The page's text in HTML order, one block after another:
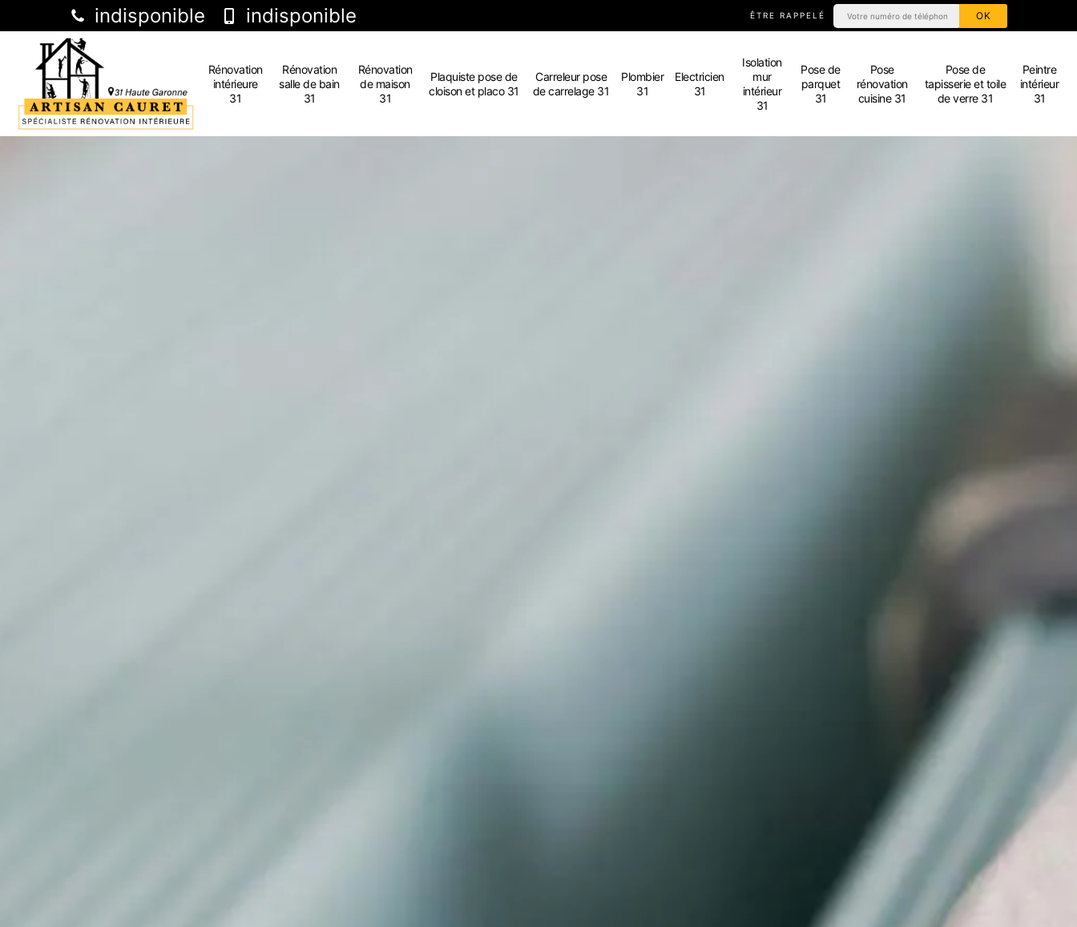
indisponible indisponible ÊTRE RAPPELÉ
Rénovation
intérieure
31
Rénovation
salle de bain
31
Rénovation
de maison
31
Plaquiste pose de
cloison et placo 31
Carreleur pose
de carrelage 31
Plombier
31
Electricien
31
Isolation
mur
intérieur
31
Pose de
parquet
31
Pose
rénovation
cuisine 31
Pose de
tapisserie et toile
de verre 31
Peintre
intérieur
31